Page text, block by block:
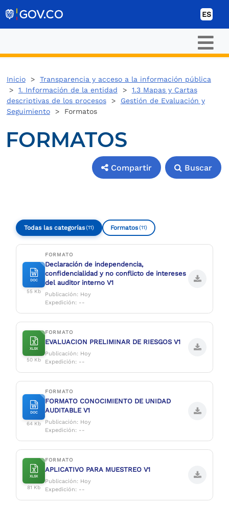
ES
Inicio> Transparencia y acceso a la información pública
> 1. Información de la entidad > 1.3 Mapas y Cartas
descriptivas de los procesos> Gestión de Evaluación y
Seguimiento> Formatos
FORMATOS
Compartir Buscar
Todas las categorías(11) Formatos(11)
DOC
55 Kb
FORMATO
Declaración de independencia,
confidencialidad y no conflicto de intereses
del auditor interno V1
Publicación: Hoy
Expedición: --
XLSX
50 Kb
FORMATO
EVALUACION PRELIMINAR DE RIESGOS V1
Publicación: Hoy
Expedición: --
DOC
64 Kb
FORMATO
FORMATO CONOCIMIENTO DE UNIDAD
AUDITABLE V1
Publicación: Hoy
Expedición: --
XLSX
81 Kb
FORMATO
APLICATIVO PARA MUESTREO V1
Publicación: Hoy
Expedición: --